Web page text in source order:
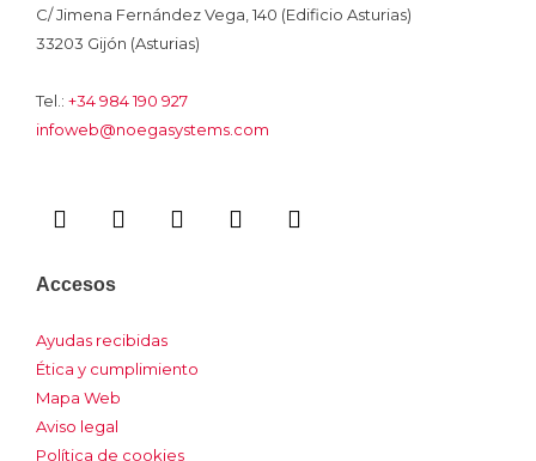
C/ Jimena Fernández Vega, 140 (Edificio Asturias)
33203 Gijón (Asturias)
Tel.: +34 984 190 927
infoweb@noegasystems.com
I
c
n
F
a
o
k
L
i
n
Y
o
I
n
Accesos
Ayudas recibidas
Ética y cumplimiento
Mapa Web
Aviso legal
Política de cookies